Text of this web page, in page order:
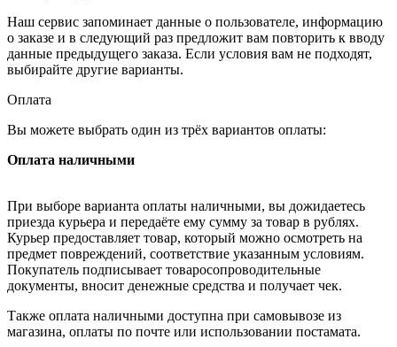
Наш сервис запоминает данные о пользователе, информацию
о заказе и в следующий раз предложит вам повторить к вводу
данные предыдущего заказа. Если условия вам не подходят,
выбирайте другие варианты.
Оплата
Вы можете выбрать один из трёх вариантов оплаты:
Оплата наличными
При выборе варианта оплаты наличными, вы дожидаетесь
приезда курьера и передаёте ему сумму за товар в рублях.
Курьер предоставляет товар, который можно осмотреть на
предмет повреждений, соответствие указанным условиям.
Покупатель подписывает товаросопроводительные
документы, вносит денежные средства и получает чек.
Также оплата наличными доступна при самовывозе из
магазина, оплаты по почте или использовании постамата.